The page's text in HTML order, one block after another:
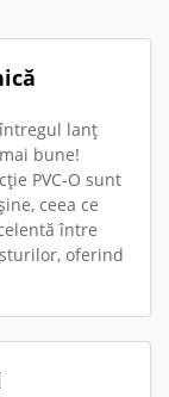
lanț
bune!
PVC-O sunt
ceea ce
între
oferind